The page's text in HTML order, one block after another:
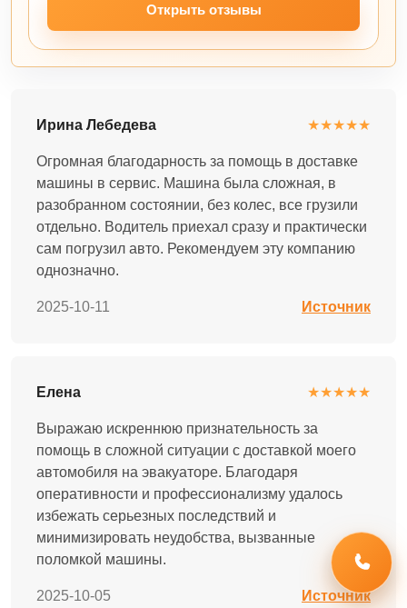
Открыть отзывы
Ирина Лебедева ★★★★★
Огромная благодарность за помощь в доставке
машины в сервис. Машина была сложная, в
разобранном состоянии, без колес, все грузили
отдельно. Водитель приехал сразу и практически
сам погрузил авто. Рекомендуем эту компанию
однозначно.
2025-10-11 Источник
Елена ★★★★★
Выражаю искреннюю признательность за
помощь в сложной ситуации с доставкой моего
автомобиля на эвакуаторе. Благодаря
оперативности и профессионализму удалось
избежать серьезных последствий и
минимизировать неудобства, вызванные
поломкой машины.
2025-10-05 Источник